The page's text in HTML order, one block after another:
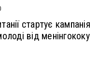
стартує кампанія
від менінгококу